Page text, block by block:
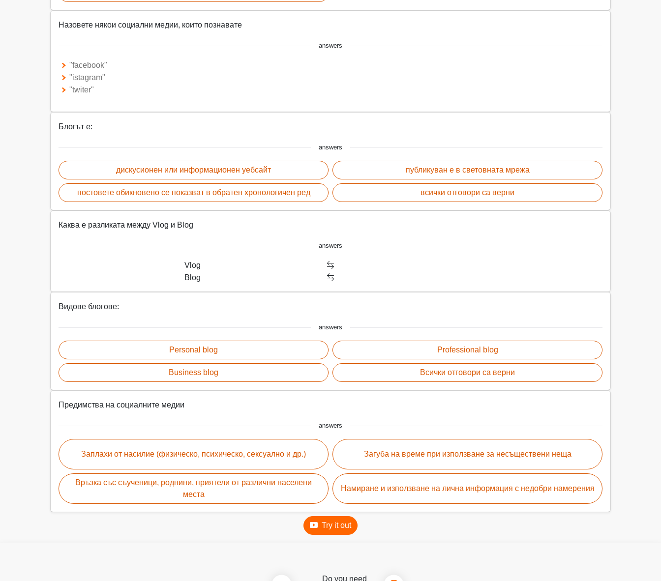
Назовете някои социални медии, които познавате
answers
"facebook"
"istagram"
"twiter"
Блогът е:
answers
дискусионен или информационен уебсайт
постовете обикновено се показват в обратен хронологичен ред
публикуван e в световната мрежа
всички отговори са верни
Каква е разликата между Vlog и Blog
answers
Vlog
Blog
Видове блогове:
answers
Personal blog
Business blog
Professional blog
Всички отговори са верни
Предимства на социалните медии
answers
Заплахи от насилие (физическо, психическо, сексуално и др.)
Връзка със съученици, роднини, приятели от различни населени
места
Загуба на време при използване за несъществени неща
Намиране и използване на лична информация с недобри намерения
Try it out
Do you need